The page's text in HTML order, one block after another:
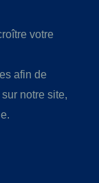
votre
afin de
notre site,